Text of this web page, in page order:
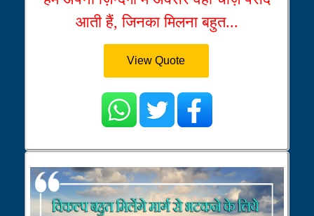
आती हैं, जिनका मिलना बहुत...
View Quote